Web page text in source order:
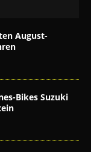
August-
Bikes Suzuki